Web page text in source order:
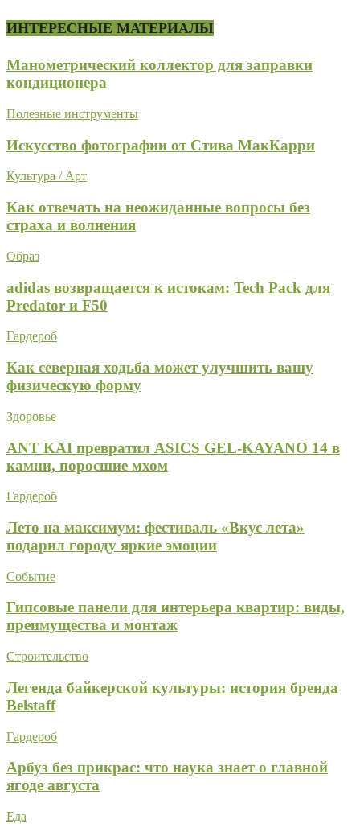
ИНТЕРЕСНЫЕ МАТЕРИАЛЫ
Манометрический коллектор для заправки
кондиционера
Полезные инструменты
Искусство фотографии от Стива МакКарри
Культура / Арт
Как отвечать на неожиданные вопросы без
страха и волнения
Образ
adidas возвращается к истокам: Tech Pack для
Predator и F50
Гардероб
Как северная ходьба может улучшить вашу
физическую форму
Здоровье
ANT KAI превратил ASICS GEL-KAYANO 14 в
камни, поросшие мхом
Гардероб
Лето на максимум: фестиваль «Вкус лета»
подарил городу яркие эмоции
Событие
Гипсовые панели для интерьера квартир: виды,
преимущества и монтаж
Строительство
Легенда байкерской культуры: история бренда
Belstaff
Гардероб
Арбуз без прикрас: что наука знает о главной
ягоде августа
Еда